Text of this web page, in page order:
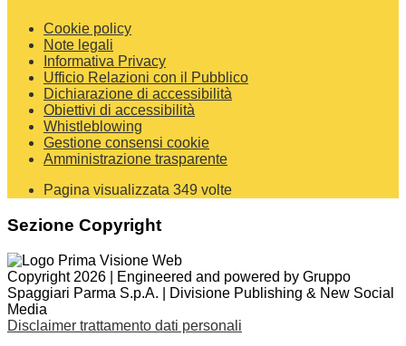
Cookie policy
Note legali
Informativa Privacy
Ufficio Relazioni con il Pubblico
Dichiarazione di accessibilità
Obiettivi di accessibilità
Whistleblowing
Gestione consensi cookie
Amministrazione trasparente
Pagina visualizzata 349 volte
Sezione Copyright
Copyright 2026 | Engineered and powered by Gruppo
Spaggiari Parma S.p.A. | Divisione Publishing & New Social
Media
Disclaimer trattamento dati personali